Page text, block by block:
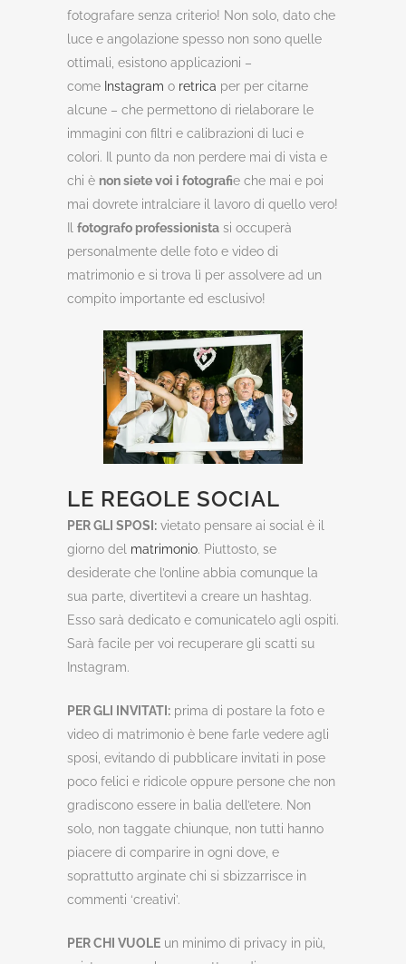
fotografare senza criterio! Non solo, dato che
luce e angolazione spesso non sono quelle
ottimali, esistono applicazioni –
come Instagram o retrica per per citarne
alcune – che permettono di rielaborare le
immagini con filtri e calibrazioni di luci e
colori. Il punto da non perdere mai di vista e
chi è non siete voi i fotografie che mai e poi
mai dovrete intralciare il lavoro di quello vero!
fotografo professionista si occuperà
personalmente delle foto e video di
matrimonio e si trova lì per assolvere ad un
compito importante ed esclusivo!
LE REGOLE SOCIAL
PER GLI SPOSI: vietato pensare ai social è il
giorno del matrimonio. Piuttosto, se
desiderate che l’online abbia comunque la
sua parte, divertitevi a creare un hashtag.
Esso sarà dedicato e comunicatelo agli ospiti.
Sarà facile per voi recuperare gli scatti su
Instagram.
PER GLI INVITATI: prima di postare la foto e
video di matrimonio è bene farle vedere agli
sposi, evitando di pubblicare invitati in pose
poco felici e ridicole oppure persone che non
gradiscono essere in balia dell’etere. Non
solo, non taggate chiunque, non tutti hanno
piacere di comparire in ogni dove, e
soprattutto arginate chi si sbizzarrisce in
commenti ‘creativi’.
PER CHI VUOLE un minimo di privacy in più,